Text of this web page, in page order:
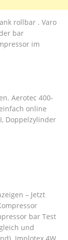
rollbar . Varo
bar
im
Aerotec 400-
online
Doppelzylinder
– Jetzt
bar Test
und